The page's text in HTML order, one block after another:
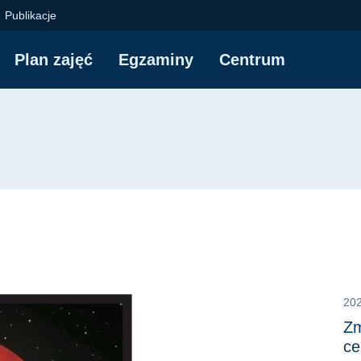
Gdańska
Publikacje
Plan zajęć Egzaminy Centrum